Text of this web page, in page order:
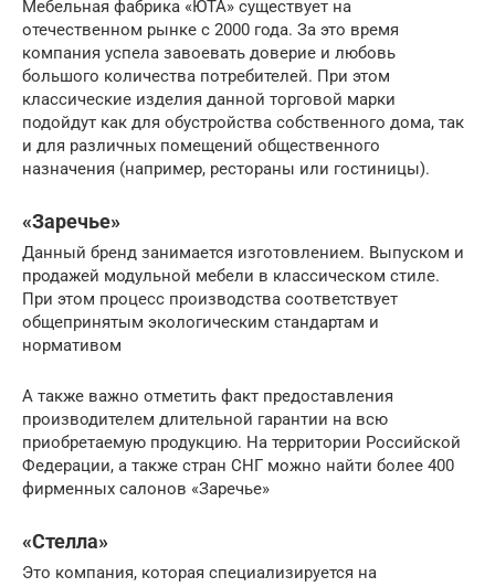
Мебельная фабрика «ЮТА» существует на
отечественном рынке с 2000 года. За это время
компания успела завоевать доверие и любовь
большого количества потребителей. При этом
классические изделия данной торговой марки
подойдут как для обустройства собственного дома, так
и для различных помещений общественного
назначения (например, рестораны или гостиницы).
«Заречье»
Данный бренд занимается изготовлением. Выпуском и
продажей модульной мебели в классическом стиле.
При этом процесс производства соответствует
общепринятым экологическим стандартам и
нормативом
А также важно отметить факт предоставления
производителем длительной гарантии на всю
приобретаемую продукцию. На территории Российской
Федерации, а также стран СНГ можно найти более 400
фирменных салонов «Заречье»
«Стелла»
Это компания, которая специализируется на